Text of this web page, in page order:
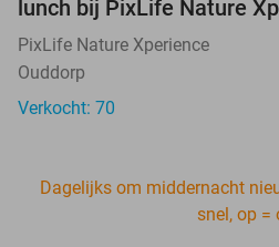
lunch bij PixLife Nature
PixLife Nature Xperience
Ouddorp
Verkocht: 70
Dagelijks om middernacht
snel, op =